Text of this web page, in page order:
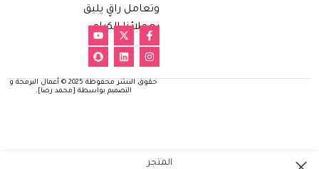
وتعامل راقٍ يليق
بعملائنا الكرام.
حقوق النشر محفوظة 2025 © أعمال البرمجة و
التصميم بواسطة [محمد رضا].
المتجر